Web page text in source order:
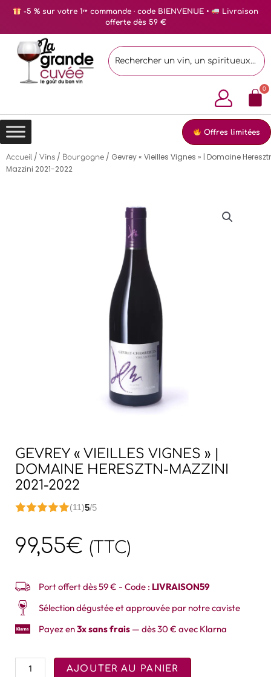
-5 % sur votre 1ʳᵉ commande · code BIENVENUE •
Livraison
offerte dès 59 €
Offres limitées
Accueil / Vins / Bourgogne / Gevrey « Vieilles Vignes » | Domaine
Mazzini 2021-2022
GEVREY « VIEILLES VIGNES » |
DOMAINE HERESZTN-MAZZINI
2021-2022
(11)5/5
99,55€ (TTC)
Port offert dès 59 € - Code : LIVRAISON59
Sélection dégustée et approuvée par notre caviste
Payez en3x sans frais — dès 30 € avec Klarna
AJOUTER AU PANIER